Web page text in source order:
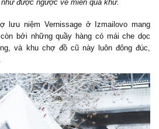
được ngược về miền quá khứ.
lưu niệm Vernissage ở Izmailovo mang
bởi những quầy hàng có mái che dọc
và khu chợ đồ cũ này luôn đông đúc,